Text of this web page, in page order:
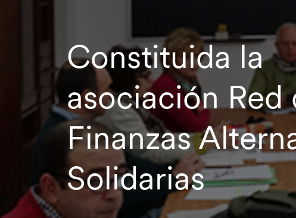
Constituida la
asociación Red
Finanzas
Solidarias